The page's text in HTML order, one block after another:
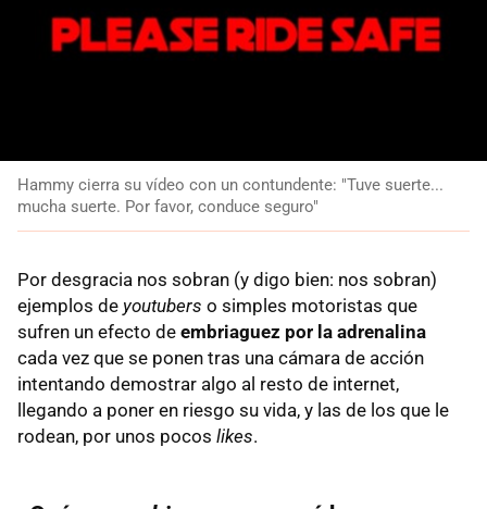
Hammy cierra su vídeo con un contundente: "Tuve suerte...
mucha suerte. Por favor, conduce seguro"
Por desgracia nos sobran (y digo bien: nos sobran)
ejemplos de youtubers o simples motoristas que
sufren un efecto de embriaguez por la adrenalina
cada vez que se ponen tras una cámara de acción
intentando demostrar algo al resto de internet,
llegando a poner en riesgo su vida, y las de los que le
rodean, por unos pocos likes.